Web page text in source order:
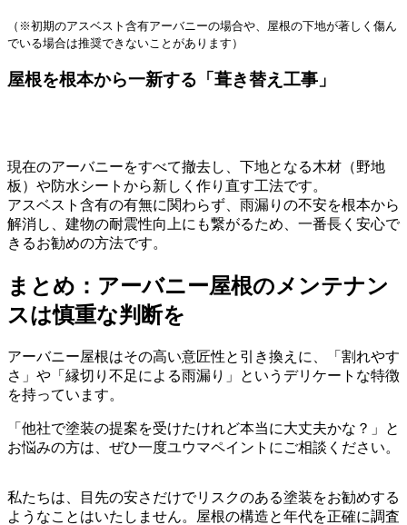
（※初期のアスベスト含有アーバニーの場合や、屋根の下地が著しく傷ん
でいる場合は推奨できないことがあります）
屋根を根本から一新する「葺き替え工事」
現在のアーバニーをすべて撤去し、下地となる木材（野地
板）や防水シートから新しく作り直す工法です。
アスベスト含有の有無に関わらず、雨漏りの不安を根本から
解消し、建物の耐震性向上にも繋がるため、一番長く安心で
きるお勧めの方法です。
まとめ：アーバニー屋根のメンテナン
スは慎重な判断を
アーバニー屋根はその高い意匠性と引き換えに、「割れやす
さ」や「縁切り不足による雨漏り」というデリケートな特徴
を持っています。
「他社で塗装の提案を受けたけれど本当に大丈夫かな？」と
お悩みの方は、ぜひ一度ユウマペイントにご相談ください。
私たちは、目先の安さだけでリスクのある塗装をお勧めする
ようなことはいたしません。屋根の構造と年代を正確に調査